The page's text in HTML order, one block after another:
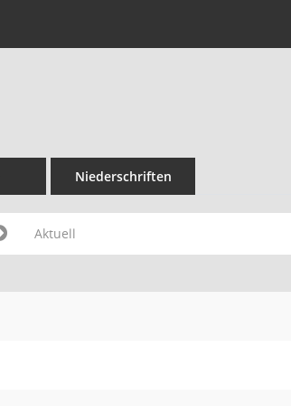
Niederschriften
Aktuell